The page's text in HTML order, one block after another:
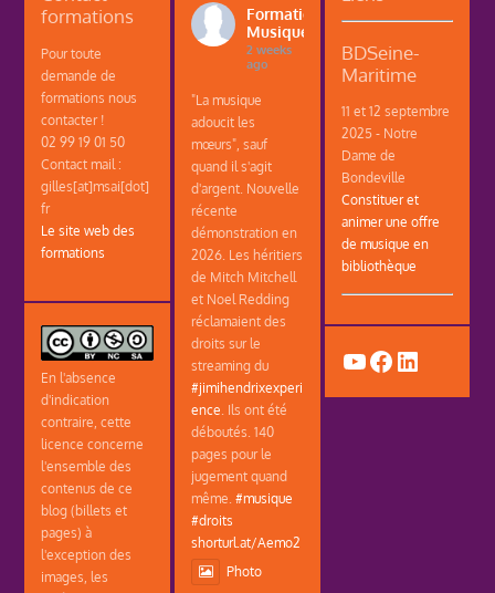
formations
Pour toute
demande de
formations nous
contacter !
02 99 19 01 50
Contact mail :
gilles[at]msai[dot]
fr
Le site web des
formations
En l'absence
d'indication
contraire, cette
licence concerne
l'ensemble des
contenus de ce
blog (billets et
pages) à
l'exception des
images, les
Formations
Musique
2 weeks
ago
"La musique
adoucit les
mœurs", sauf
quand il s'agit
d'argent. Nouvelle
récente
démonstration en
2026. Les héritiers
de Mitch Mitchell
et Noel Redding
réclamaient des
droits sur le
streaming du
#jimihendrixexperi
ence . Ils ont été
déboutés. 140
pages pour le
jugement quand
même.#musique
#droits
shorturl.at/Aemo2
Photo
BDSeine-
Maritime
11 et 12 septembre
2025 - Notre
Dame de
Bondeville
Constituer et
animer une offre
de musique en
bibliothèque
YouTube
Facebook
LinkedIn